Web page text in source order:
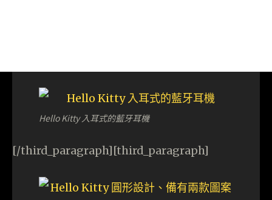
Hello Kitty 入耳式的藍牙耳機
[/third_paragraph][third_paragraph]